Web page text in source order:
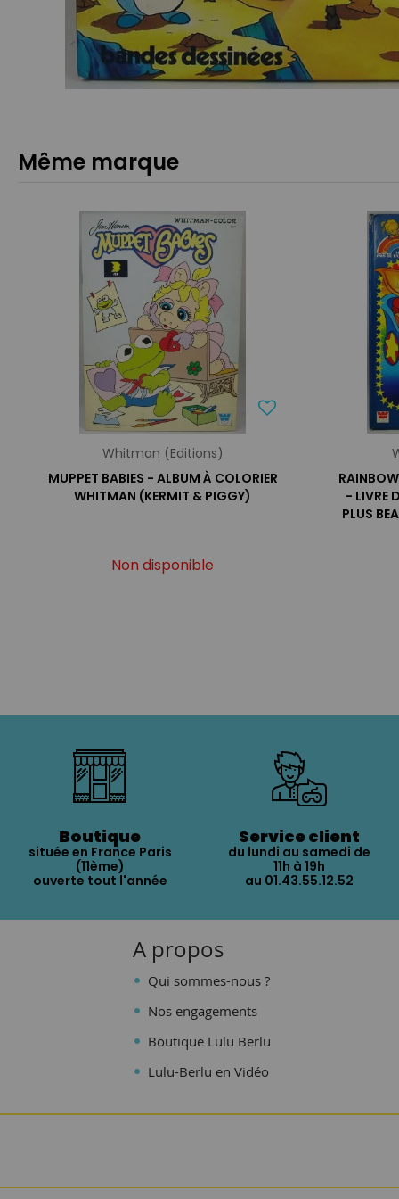
Même marque
Whitman (Editions)
MUPPET BABIES - ALBUM À COLORIER
WHITMAN (KERMIT & PIGGY)
Non disponible
- LIVRE
PLUS
Boutique
située en France Paris
(11ème)
ouverte tout l'année
Service client
du lundi au samedi de
11h à 19h
au 01.43.55.12.52
A propos
Qui sommes-nous ?
Nos engagements
Boutique Lulu Berlu
Lulu-Berlu en Vidéo